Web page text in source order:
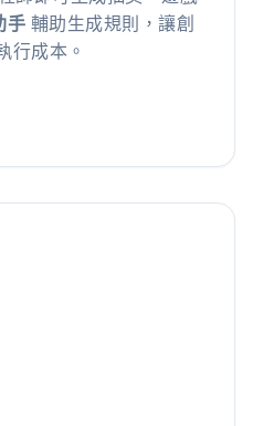
手 輔助生成規則，讓創
行成本。